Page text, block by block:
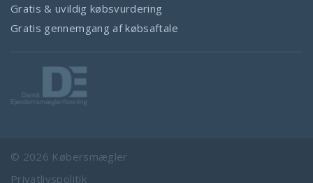
Gratis & uvildig købsvurdering
Gratis gennemgang af købsaftale
© 2026 Købersmægler
Privatlivspolitik